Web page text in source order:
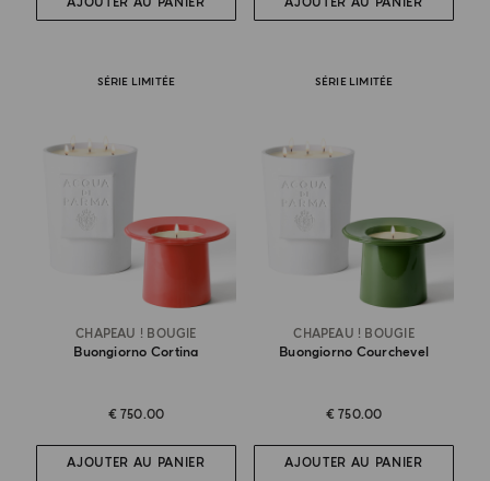
SÉRIE LIMITÉE
CHAPEAU ! BOUGIE
Buongiorno Cortina
€ 750.00
AJOUTER AU PANIER
SÉRIE LIMITÉE
CHAPEAU ! BOUGIE
Buongiorno Courchevel
€ 750.00
AJOUTER AU PANIER